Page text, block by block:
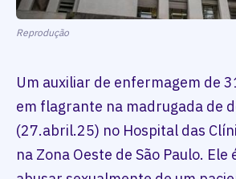
Reprodução
Um auxiliar de enfermagem de
em flagrante na madrugada de
(27.abril.25) no Hospital das
na Zona Oeste de São Paulo. Ele